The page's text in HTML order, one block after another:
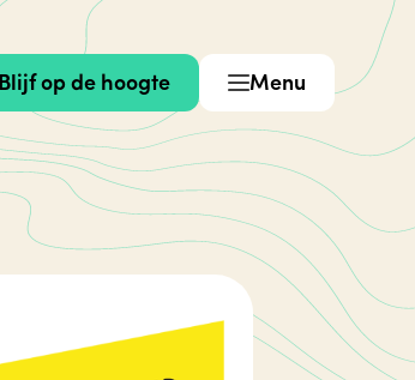
Blijf op de hoogte Menu